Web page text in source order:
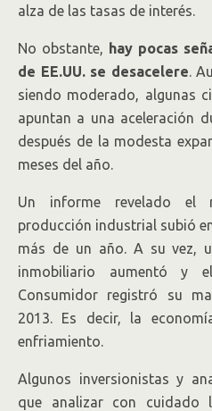
alza de las tasas de interés.
No obstante, hay pocas
de EE.UU. se desacelere.
siendo moderado, algunas
apuntan a una aceleración
después de la modesta
meses del año.
Un informe revelado el
producción industrial subió
más de un año. A su vez,
inmobiliario aumentó y
Consumidor registró su
2013. Es decir, la
enfriamiento.
Algunos inversionistas y
que analizar con cuidado